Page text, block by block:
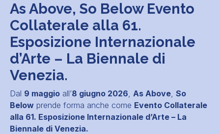
As Above, So Below Evento
Collaterale alla 61.
Esposizione Internazionale
d’Arte – La Biennale di
Venezia.
Dal 9 maggio all’8 giugno 2026, As Above, So
Below prende forma anche come Evento Collaterale
alla 61. Esposizione Internazionale d’Arte – La
Biennale di Venezia.